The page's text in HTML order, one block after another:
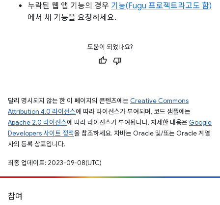
누락된 웹 앱 기능의 경우 기능(Fugu 프로젝트라고도 함)
에서 새 기능을 요청하세요.
도움이 되었나요?
달리 명시되지 않는 한 이 페이지의 콘텐츠에는 Creative Commons
Attribution 4.0 라이선스에 따라 라이선스가 부여되며, 코드 샘플에는
Apache 2.0 라이선스에 따라 라이선스가 부여됩니다. 자세한 내용은 Google
Developers 사이트 정책을 참조하세요. 자바는 Oracle 및/또는 Oracle 계열
사의 등록 상표입니다.
최종 업데이트: 2023-09-08(UTC)
참여